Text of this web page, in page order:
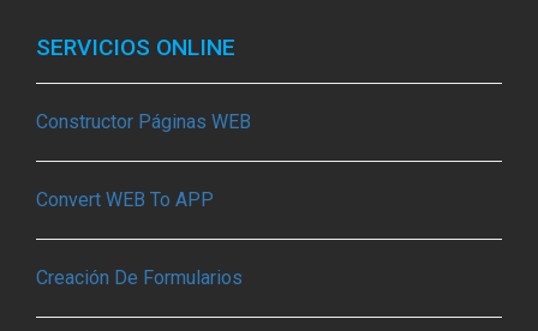
SERVICIOS ONLINE
Constructor Páginas WEB
Convert WEB To APP
Creación De Formularios